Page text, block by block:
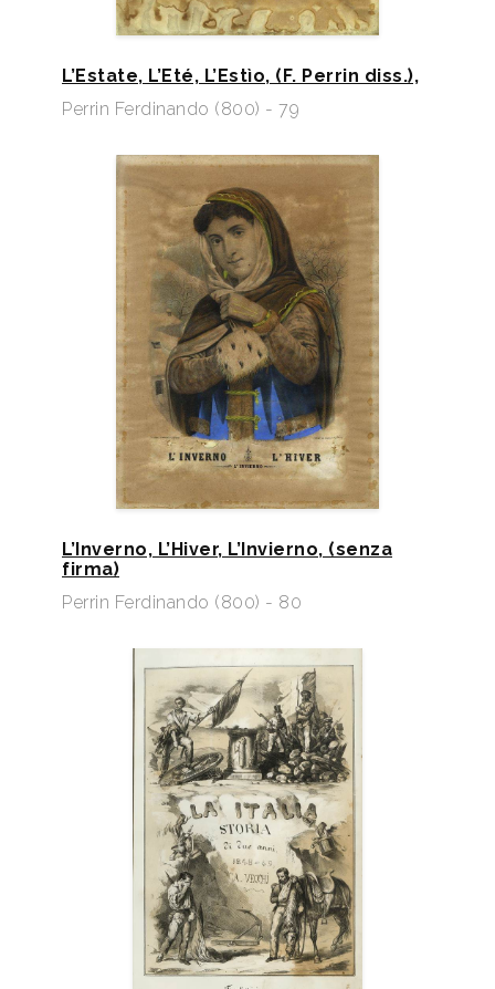
L’Estate, L’Eté, L’Estìo, (F. Perrin diss.),
Perrin Ferdinando (800) - 79
L’Inverno, L’Hiver, L’Invierno, (senza
firma)
Perrin Ferdinando (800) - 80